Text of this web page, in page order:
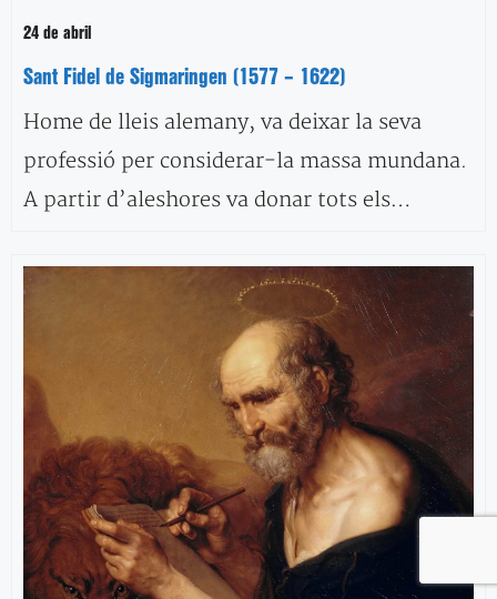
24 de abril
Sant Fidel de Sigmaringen (1577 – 1622)
Home de lleis alemany, va deixar la seva
professió per considerar-la massa mundana.
A partir d’aleshores va donar tots els…